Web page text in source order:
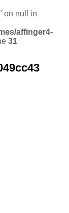
on null in
affinger4-
31